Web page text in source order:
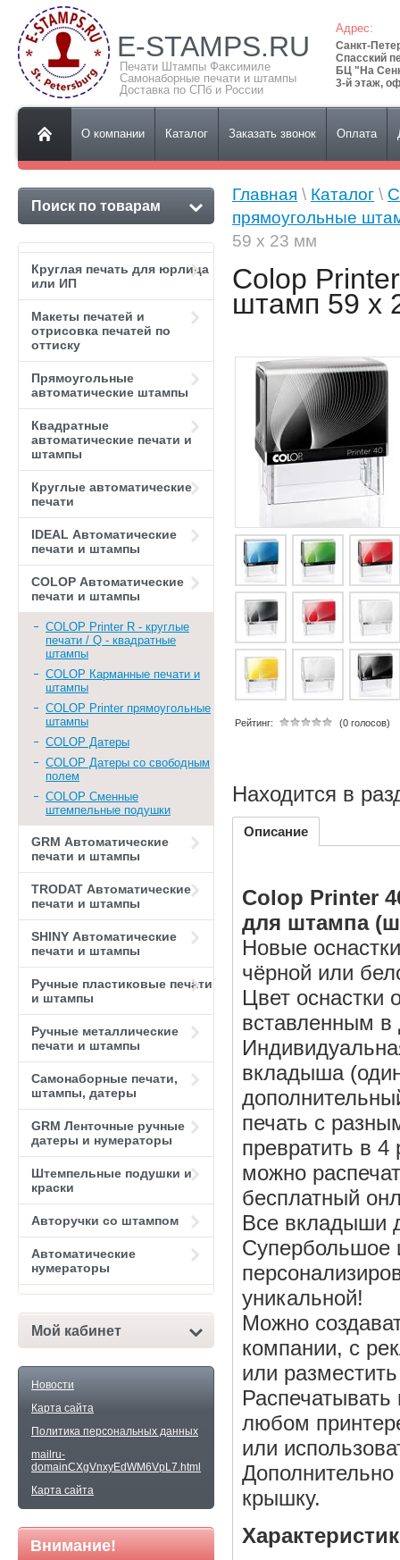
E-STAMPS.RU
Печати Штампы Факсимиле
Самонаборные печати и штампы
Доставка по СПб и России
Адрес:
Санкт-
Спасский
БЦ "На
3-й этаж,
О компании Каталог Заказать звонок Оплата
Поиск по товарам
Круглая печать для юрлица
или ИП
Макеты печатей и
отрисовка печатей по
оттиску
Прямоугольные
автоматические штампы
Квадратные
автоматические печати и
штампы
Круглые автоматические
печати
IDEAL Автоматические
печати и штампы
COLOP Автоматические
печати и штампы
COLOP Printer R - круглые
печати / Q - квадратные
штампы
COLOP Карманные печати и
штампы
COLOP Printer прямоугольные
штампы
COLOP Датеры
COLOP Датеры со свободным
полем
COLOP Сменные
штемпельные подушки
GRM Автоматические
печати и штампы
TRODAT Автоматические
печати и штампы
SHINY Автоматические
печати и штампы
Ручные пластиковые печати
и штампы
Ручные металлические
печати и штампы
Самонаборные печати,
штампы, датеры
GRM Ленточные ручные
датеры и нумераторы
Штемпельные подушки и
краски
Авторучки со штампом
Автоматические
нумераторы
Мой кабинет
Новости
Карта сайта
Политика персональных данных
mailru-
domainCXgVnxyEdWM6VpL7.html
Карта сайта
Внимание!
Главная \ Каталог \
прямоугольные
59 х 23 мм
Colop
штамп 59 х
Рейтинг: (0 голосов)
Находится в
Описание
Colop Printer
для штампа
Новые
чёрной или
Цвет оснастки
вставленным в
вкладыша
печать с
превратить в
можно
бесплатный
Все вкладыши
Супербольшое
уникальной!
Можно
компании, с
или
любом
или
крышку.